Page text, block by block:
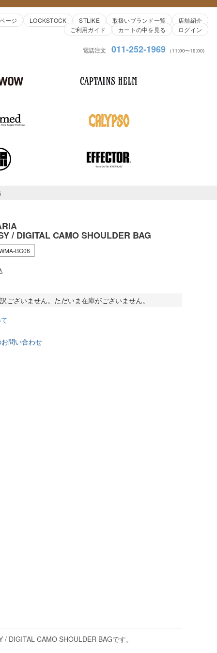
ージ LOCKSTOCK STLIKE 取扱いブランド一覧
店舗紹介
ご利用ガイド
カートの中を見る ログイン
電話注文 011-252-1969 （11:00〜19:00)
/ DIGITAL CAMO SHOULDER BAG
BG06
ございません。ただいま在庫がございません。
問い合わせ
DIGITAL CAMO SHOULDER BAGです。